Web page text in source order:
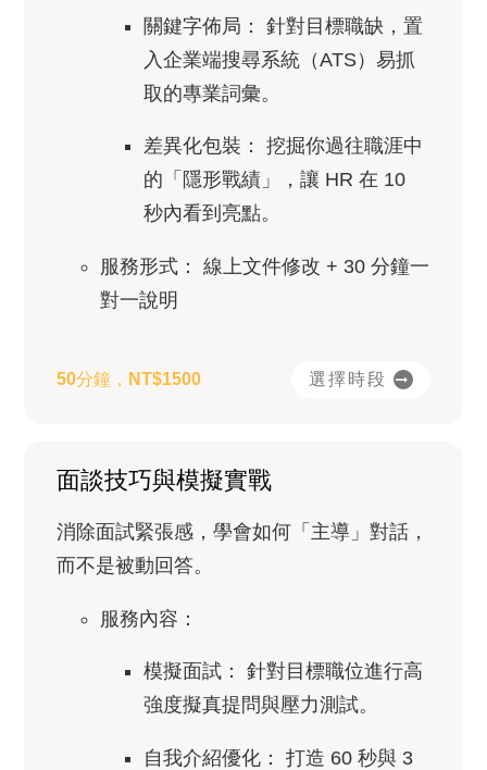
關鍵字佈局：
針對目標職缺，置
入企業端搜尋系統（ATS）易抓
取的專業詞彙。
差異化包裝：
挖掘你過往職涯中
的「隱形戰績」，讓 HR 在 10
秒內看到亮點。
服務形式：
線上文件修改 + 30 分鐘一
對一說明
50分鐘，NT$1500 選擇時段
面談技巧與模擬實戰
消除面試緊張感，學會如何「主導」對話，
而不是被動回答。
服務內容：
模擬面試：
針對目標職位進行高
強度擬真提問與壓力測試。
自我介紹優化：
打造 60 秒與 3